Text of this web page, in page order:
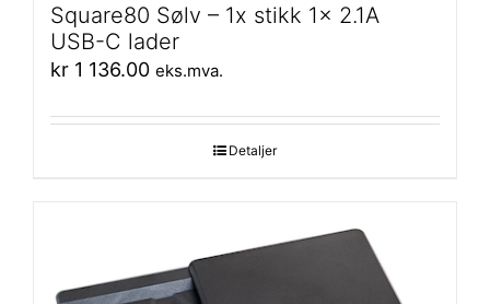
Square80 Sølv – 1x stikk 1x 2.1A
USB-C lader
kr 1 136.00 eks.mva.
Detaljer